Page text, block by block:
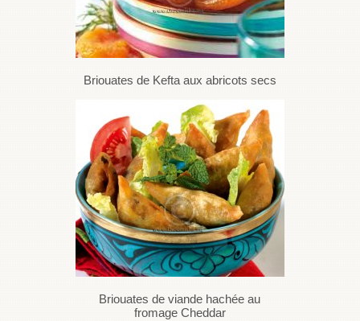
Briouates de Kefta aux abricots secs
Briouates de viande hachée au
fromage Cheddar